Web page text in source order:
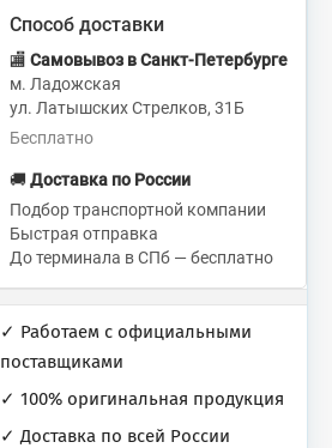
Способ доставки
🏬 Самовывоз в Санкт-Петербурге
м. Ладожская
ул. Латышских Стрелков, 31Б
Бесплатно
🚚 Доставка по России
Подбор транспортной компании
Быстрая отправка
До терминала в СПб — бесплатно
✓ Работаем с официальными
поставщиками
✓ 100% оригинальная продукция
✓ Доставка по всей России